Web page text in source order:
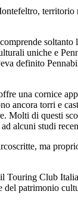
uniche e
definito
una cornice
ancora torri e
Molti di questi
alcuni studi
ma
Club
patrimonio